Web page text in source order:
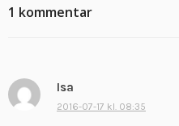
1 kommentar
Isa
k
2016-07-17 kl. 08:35